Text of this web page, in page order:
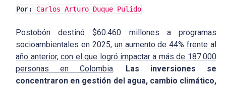
Por: Carlos Arturo Duque Pulido
Postobón destinó $60.460 millones a programas
socioambientales en 2025, un aumento de 44% frente al
año anterior, con el que logró impactar a más de 187.000
personas en Colombia. Las inversiones se
concentraron en gestión del agua, cambio climático,